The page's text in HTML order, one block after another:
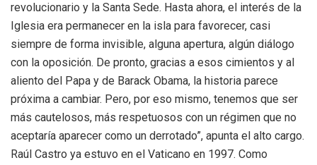
revolucionario y la Santa Sede. Hasta ahora, el interés de la
Iglesia era permanecer en la isla para favorecer, casi
siempre de forma invisible, alguna apertura, algún diálogo
con la oposición. De pronto, gracias a esos cimientos y al
aliento del Papa y de Barack Obama, la historia parece
próxima a cambiar. Pero, por eso mismo, tenemos que ser
más cautelosos, más respetuosos con un régimen que no
aceptaría aparecer como un derrotado”, apunta el alto cargo.
Raúl Castro ya estuvo en el Vaticano en 1997. Como